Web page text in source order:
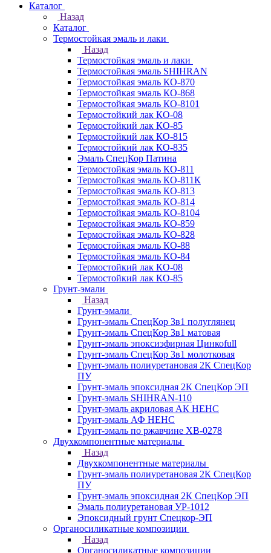
Каталог
Назад
Каталог
Термостойкая эмаль и лаки
Назад
Термостойкая эмаль и лаки
Термостойкая эмаль SHIHRAN
Термостойкая эмаль КО-870
Термостойкая эмаль КО-868
Термостойкая эмаль КО-8101
Термостойкий лак КО-08
Термостойкий лак КО-85
Термостойкий лак КО-815
Термостойкий лак КО-835
Эмаль СпецКор Патина
Термостойкая эмаль КО-811
Термостойкая эмаль КО-811К
Термостойкая эмаль КО-813
Термостойкая эмаль КО-814
Термостойкая эмаль КО-8104
Термостойкая эмаль КО-859
Термостойкая эмаль КО-828
Термостойкая эмаль КО-88
Термостойкая эмаль КО-84
Термостойкий лак КО-08
Термостойкий лак КО-85
Грунт-эмали
Назад
Грунт-эмали
Грунт-эмаль СпецКор 3в1 полуглянец
Грунт-эмаль СпецКор 3в1 матовая
Грунт-эмаль эпоксиэфирная Цинкоfull
Грунт-эмаль СпецКор 3в1 молотковая
Грунт-эмаль полиуретановая 2К СпецКор
ПУ
Грунт-эмаль эпоксидная 2К СпецКор ЭП
Грунт-эмаль SHIHRAN-110
Грунт-эмаль акриловая АК НЕНС
Грунт-эмаль АФ НЕНС
Грунт-эмаль по ржавчине ХВ-0278
Двухкомпонентные материалы
Назад
Двухкомпонентные материалы
Грунт-эмаль полиуретановая 2К СпецКор
ПУ
Грунт-эмаль эпоксидная 2К СпецКор ЭП
Эмаль полиуретановая УР-1012
Эпоксидный грунт Спецкор-ЭП
Органосиликатные композиции
Назад
Органосиликатные композиции